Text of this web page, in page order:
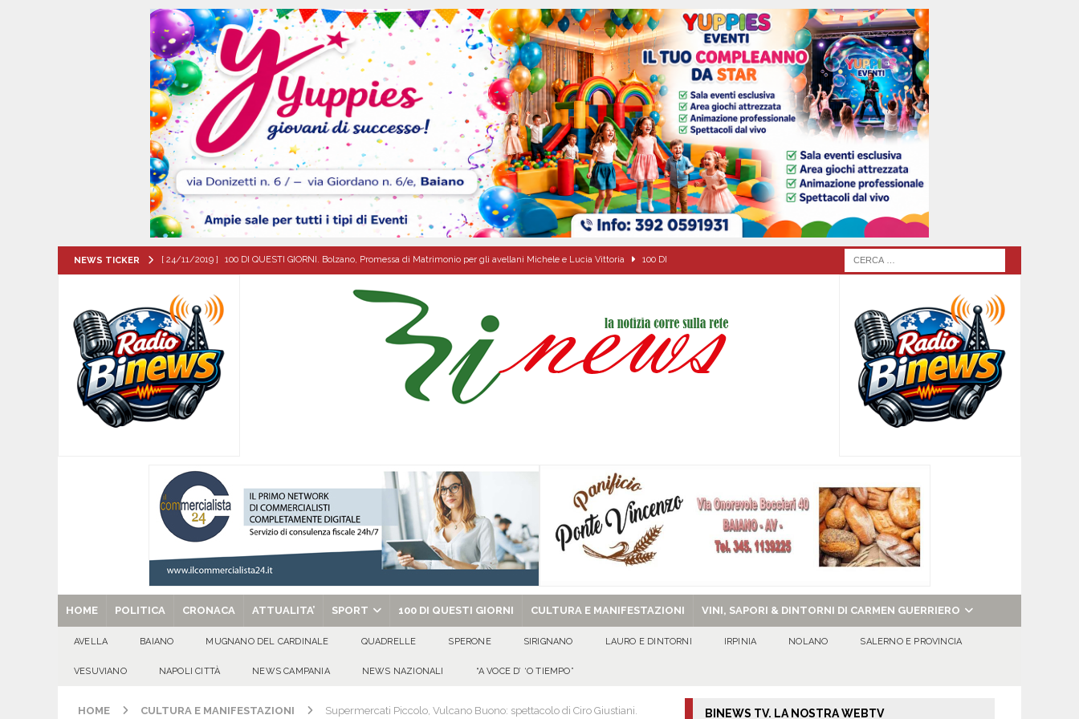
NEWS TICKER [ 24/11/2019 ] 100 DI QUESTI GIORNI. Bolzano, Promessa di Matrimonio per gli avellani Michele e Lucia Vittoria 100 DI
[ 07/08/2026 ] Santa Filomena: una storia di fede che vive da oltre due secoli
[ 06/08/2026 ] Il comune di Meta di Sorrento stipula protolocco d’intesa con la guardia Agroforestale Italiana SALERNO
CITTA'
[ 06/08/2026 ] Mugnano del Cardinale, Iolanda Prisco è la nuova agente della Polizia Municipale
[ 06/08/2026 ]
Gigli CULTURA E MANIFESTAZIONI
[ 29/08/2025 ] SANT’Oggi. Venerdì 29 agosto la chiesa celebra il Martirio di san Giovanni Battista e santa Sabina EVIDENZA
HOME POLITICA CRONACA ATTUALITA’ SPORT 100 DI QUESTI GIORNI CULTURA E MANIFESTAZIONI VINI, SAPORI & DINTORNI DI CARMEN GUERRIERO
AVELLA BAIANO MUGNANO DEL CARDINALE QUADRELLE SPERONE SIRIGNANO LAURO E DINTORNI IRPINIA NOLANO SALERNO E PROVINCIA
VESUVIANO NAPOLI CITTÀ NEWS CAMPANIA NEWS NAZIONALI “A VOCE D’ ‘O TIEMPO”
HOME CULTURA E MANIFESTAZIONI Supermercati Piccolo, Vulcano Buono: spettacolo di Ciro Giustiani. BINEWS TV. LA NOSTRA WEBTV